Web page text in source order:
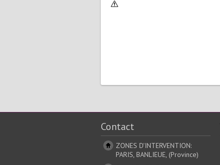
Contact
ZONES D'INTERVENTION:
PARIS, BANLIEUE, (Province)